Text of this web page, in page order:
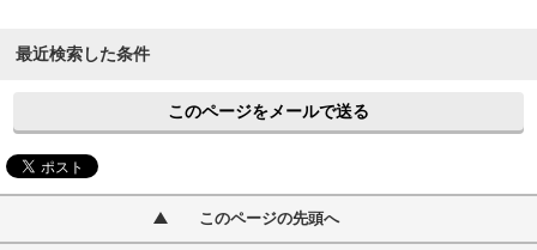
最近検索した条件
このページをメールで送る
このページの先頭へ